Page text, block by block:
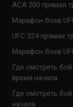
ACA 200 прямая
Марафон боев
UFC 324 прямая
Марафон боев
Где смотреть
время начала
Где смотреть
начала